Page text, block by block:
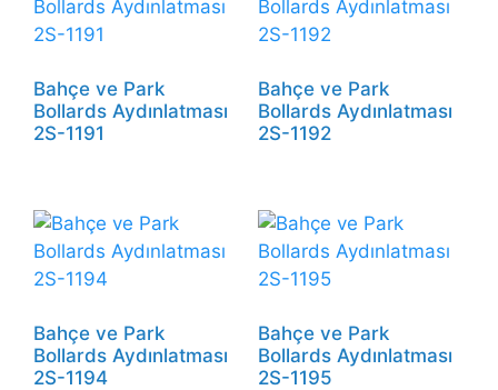
Bahçe ve Park
Bollards Aydınlatması
2S-1191
Bahçe ve Park
Bollards Aydınlatması
2S-1192
Bahçe ve Park
Bollards Aydınlatması
2S-1194
Bahçe ve Park
Bollards Aydınlatması
2S-1195